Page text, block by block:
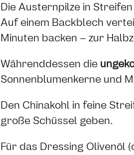
Die Austernpilze in
Auf einem Backblech
Minuten backen – zur
Währenddessen die
Sonnenblumenkerne und
Den Chinakohl in feine
große Schüssel geben.
Für das Dressing Olivenöl